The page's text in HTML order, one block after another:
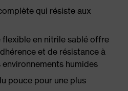
qui résiste aux
flexible en nitrile sablé offre
et de résistance à
humides
pouce pour une plus